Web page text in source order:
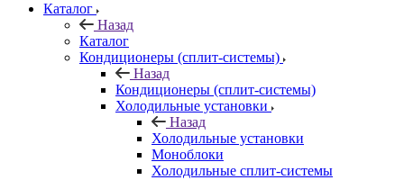
Каталог
Назад
Каталог
Кондиционеры (сплит-системы)
Назад
Кондиционеры (сплит-системы)
Холодильные установки
Назад
Холодильные установки
Моноблоки
Холодильные сплит-системы